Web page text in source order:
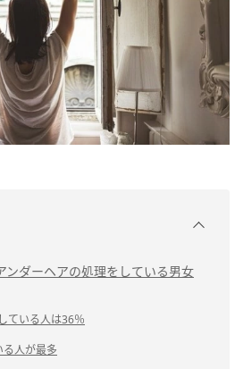
ンダーヘアの処理をしている男女
ている人は36％
人が最多